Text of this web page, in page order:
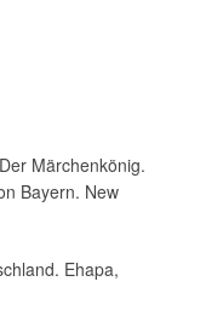
Märchenkönig.
Bayern. New
Ehapa,